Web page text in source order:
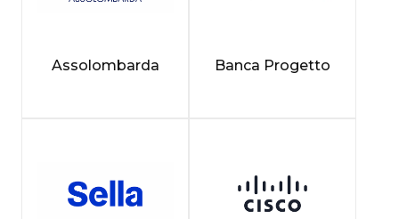
Assolombarda Banca Progetto